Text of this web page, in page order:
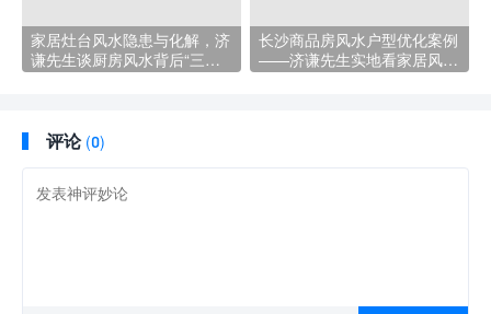
家居灶台风水隐患与化解，济
谦先生谈厨房风水背后“三
长沙商品房风水户型优化案例
——济谦先生实地看家居风水
评论 (0)